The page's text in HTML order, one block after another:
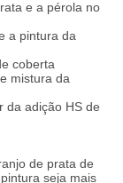
e a pérola no
a pintura da
coberta
mistura da
da adição HS de
de prata de
seja mais